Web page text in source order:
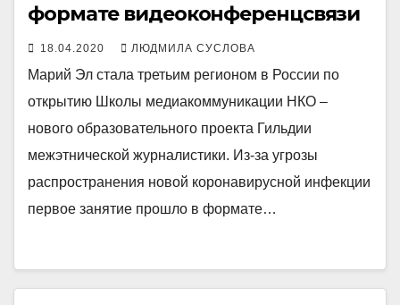
формате видеоконференцсвязи
18.04.2020 ЛЮДМИЛА СУСЛОВА
Марий Эл стала третьим регионом в России по
открытию Школы медиакоммуникации НКО –
нового образовательного проекта Гильдии
межэтнической журналистики. Из-за угрозы
распространения новой коронавирусной инфекции
первое занятие прошло в формате…